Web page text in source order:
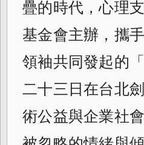
疊的時代，心理
基金會主辦，攜
領袖共同發起的
二十三日在台北
術公益與企業社